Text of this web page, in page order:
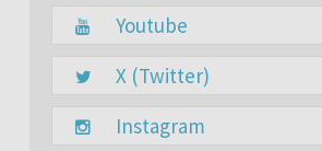
Youtube
X (Twitter)
Instagram